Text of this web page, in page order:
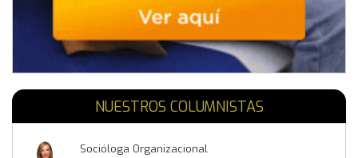
NUESTROS COLUMNISTAS
Socióloga Organizacional